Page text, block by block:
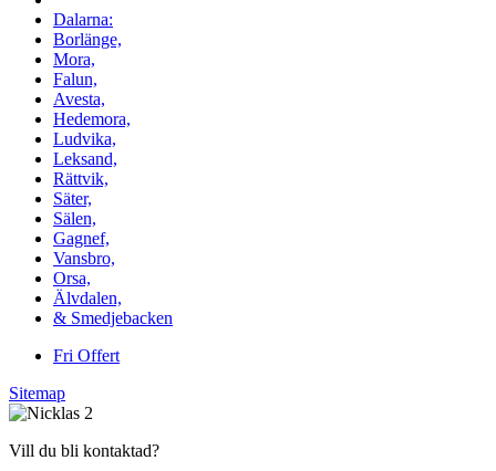
Dalarna:
Borlänge,
Mora,
Falun,
Avesta,
Hedemora,
Ludvika,
Leksand,
Rättvik,
Säter,
Sälen,
Gagnef,
Vansbro,
Orsa,
Älvdalen,
& Smedjebacken
Fri Offert
Sitemap
Vill du bli kontaktad?